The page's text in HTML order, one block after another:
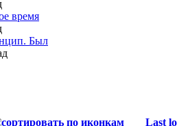
время
Был
Last